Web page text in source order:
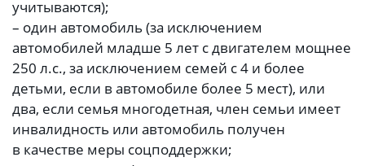
учитываются);
– один автомобиль (за исключением
автомобилей младше 5 лет с двигателем мощнее
250 л.с., за исключением семей с 4 и более
детьми, если в автомобиле более 5 мест), или
два, если семья многодетная, член семьи имеет
инвалидность или автомобиль получен
в качестве меры соцподдержки;